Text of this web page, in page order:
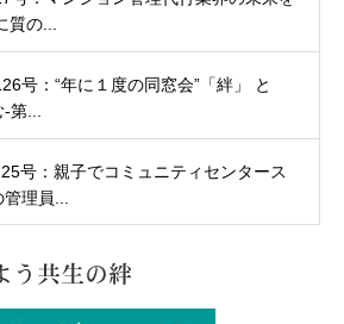
の...
号：“年に１度の同窓会”「絆」 と
第...
号：親子でコミュニティセンタース
理員...